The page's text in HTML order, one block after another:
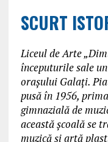
SCURT
Liceul de Arte
începuturile sale
orașului Galați.
pusă în 1956,
gimnazială de
această școală se
muzică și artă